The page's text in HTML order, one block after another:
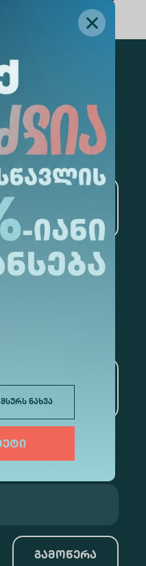
ნახვა
შესაბამისი
ბიზნესი
გამოწერა